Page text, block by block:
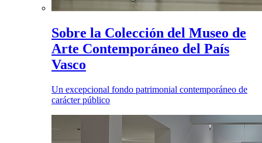
Sobre la Colección del Museo de
Arte Contemporáneo del País
Vasco
Un excepcional fondo patrimonial contemporáneo de
carácter público